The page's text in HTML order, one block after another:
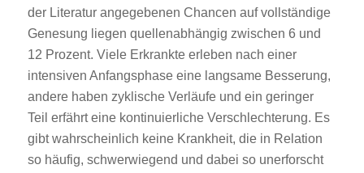
der Literatur angegebenen Chancen auf vollständige
Genesung liegen quellenabhängig zwischen 6 und
12 Prozent. Viele Erkrankte erleben nach einer
intensiven Anfangsphase eine langsame Besserung,
andere haben zyklische Verläufe und ein geringer
Teil erfährt eine kontinuierliche Verschlechterung. Es
gibt wahrscheinlich keine Krankheit, die in Relation
so häufig, schwerwiegend und dabei so unerforscht